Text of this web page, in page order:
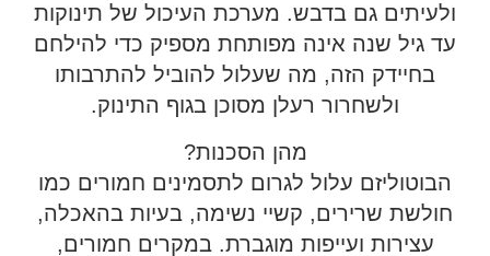
ולעיתים גם בדבש. מערכת העיכול של תינוקות
עד גיל שנה אינה מפותחת מספיק כדי להילחם
בחיידק הזה, מה שעלול להוביל להתרבותו
ולשחרור רעלן מסוכן בגוף התינוק.
מהן הסכנות?
הבוטוליזם עלול לגרום לתסמינים חמורים כמו
חולשת שרירים, קשיי נשימה, בעיות בהאכלה,
עצירות ועייפות מוגברת. במקרים חמורים,